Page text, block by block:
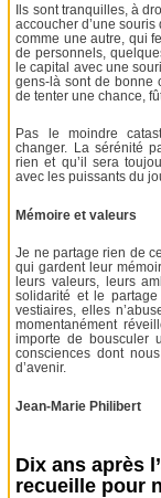
Ils sont tranquilles, à
accoucher d’une
comme une autre, qui
de personnels,
le capital avec une
gens-là sont de bonne
de tenter une chance,
Pas le moindre
changer. La sérénité
rien et qu’il sera
avec les puissants du
Mémoire et valeurs
Je ne partage rien de
qui gardent leur
leurs valeurs, leurs
solidarité et le
vestiaires, elles
momentanément
importe de bousculer
consciences dont
d’avenir.
Jean-Marie Philibert
Dix ans après
recueille pour